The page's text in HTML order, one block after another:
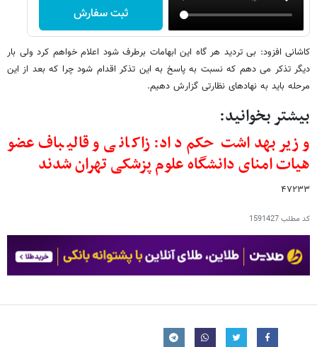
ثبت سفارش
کاشانی افزود: بی تردید هر گاه این ابهامات برطرف شود اعلام خواهم کرد ولی بار
دیگر تذکر می دهم که نسبت به پاسخ به این تذکر اقدام شود چرا که بعد از این
مرحله باید به نهادهای نظارتی گزارش دهیم.
بیشتر بخوانید:
وزیر بهداشت حکم داد: زاکانی و قالیباف عضو
هیات امنای دانشگاه علوم پزشکی تهران شدند
۴۷۲۳۳
کد مطلب1591427